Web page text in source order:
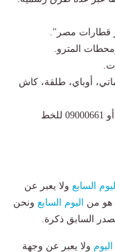
قطارات مصر".
المترو.
أوباي، طلقة، كاش
​خدمة الحجز الصوتي عبر الرقم 1661 للمحمول أو 09000661 للخط
اليوم السابع ولا يعبر عن
هو من اليوم السابع ونحن
السابق ذكرة.
ولا يعبر عن وجهة